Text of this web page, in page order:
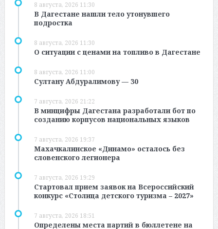
8 августа, 2026 11:30
В Дагестане нашли тело утонувшего
подростка
8 августа, 2026 11:30
О ситуации с ценами на топливо в Дагестане
8 августа, 2026 11:00
Султану Абдуралимову — 30
7 августа, 2026 21:22
В минцифры Дагестана разработали бот по
созданию корпусов национальных языков
7 августа, 2026 19:37
Махачкалинское «Динамо» осталось без
словенского легионера
7 августа, 2026 19:29
Стартовал прием заявок на Всероссийский
конкурс «Столица детского туризма – 2027»
7 августа, 2026 18:51
Определены места партий в бюллетене на